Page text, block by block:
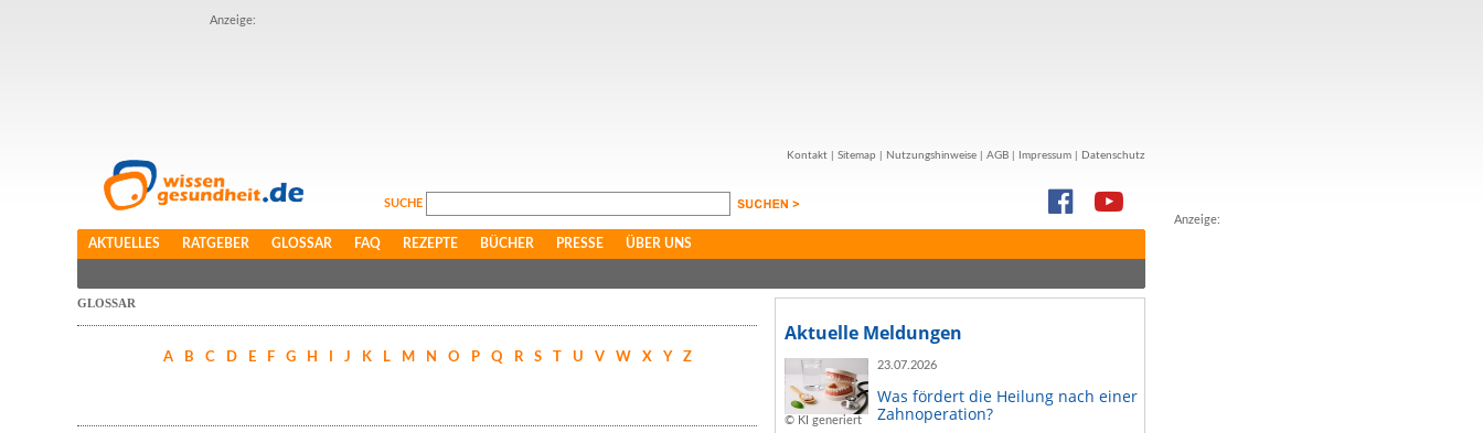
Anzeige:
Anzeige:
Kontakt Sitemap Nutzungshinweise AGB Impressum Datenschutz
SUCHE
AKTUELLES RATGEBER GLOSSAR FAQ REZEPTE BÜCHER PRESSE ÜBER UNS
GLOSSAR
A B C D E F G H J K L M N O P Q R S T U V W X Y Z
Aktuelle Meldungen
© KI generiert
23.07.2026
Was fördert die Heilung nach einer
Zahnoperation?